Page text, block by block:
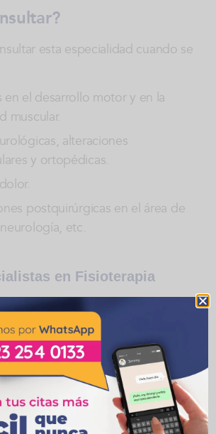
esta especialidad cuando se
en el desarrollo motor y en la
muscular.
alteraciones
y ortopédicas.
postquirúrgicas en el área de
etc.
en Fisioterapia